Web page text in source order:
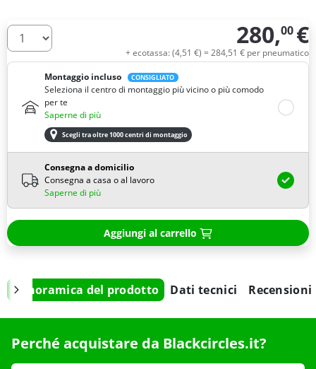
Quantità 280,00 €
+ ecotassa: (4,51 €) = 284,51 € per pneumatico
Montaggio incluso
CONSIGLIATO
Seleziona il centro di montaggio più vicino o più comodo
per te
Saperne di più
Scegli tra oltre 1000 centri di montaggio
Consegna a domicilio
Consegna a casa o al lavoro
Saperne di più
Aggiungi al carrello
Panoramica del prodotto Dati tecnici Recensioni
Perché acquistare da Blackcircles.it?